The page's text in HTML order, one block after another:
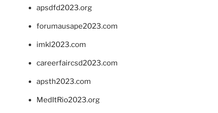
apsdfd2023.org
forumausape2023.com
imkl2023.com
careerfaircsd2023.com
apsth2023.com
MedItRio2023.org